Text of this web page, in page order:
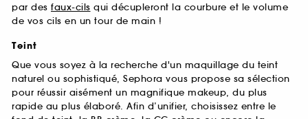
par des faux-cils qui décupleront la courbure et le volume
de vos cils en un tour de main !
Teint
Que vous soyez à la recherche d'un maquillage du teint
naturel ou sophistiqué, Sephora vous propose sa sélection
pour réussir aisément un magnifique makeup, du plus
rapide au plus élaboré. Afin d’unifier, choisissez entre le